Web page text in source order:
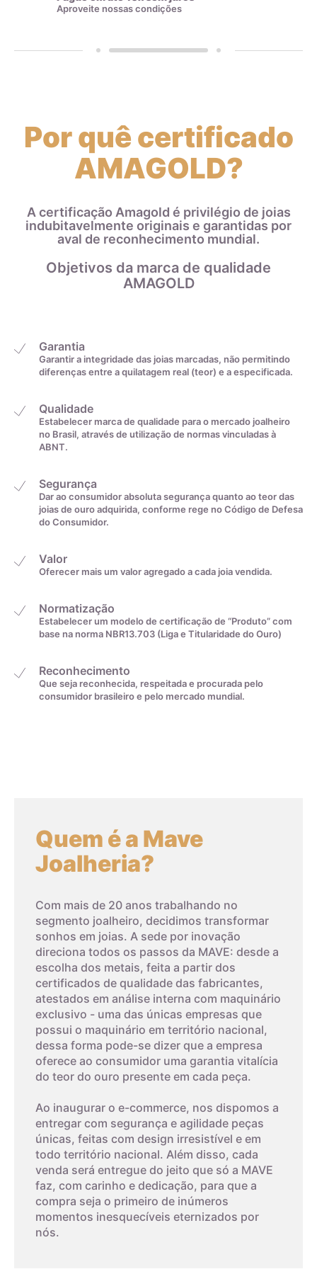
regularmente em nossos produtos.
Aproveite nossas condições
Por quê certificado
AMAGOLD?
A certificação Amagold é privilégio de joias
indubitavelmente originais e garantidas por
aval de reconhecimento mundial.
Objetivos da marca de qualidade
AMAGOLD
Garantia
Garantir a integridade das joias marcadas, não permitindo
diferenças entre a quilatagem real (teor) e a especificada.
Qualidade
Estabelecer marca de qualidade para o mercado joalheiro
no Brasil, através de utilização de normas vinculadas à
ABNT.
Segurança
Dar ao consumidor absoluta segurança quanto ao teor das
joias de ouro adquirida, conforme rege no Código de Defesa
do Consumidor.
Valor
Oferecer mais um valor agregado a cada joia vendida.
Normatização
Estabelecer um modelo de certificação de “Produto” com
base na norma NBR13.703 (Liga e Titularidade do Ouro)
Reconhecimento
Que seja reconhecida, respeitada e procurada pelo
consumidor brasileiro e pelo mercado mundial.
Quem é a Mave
Joalheria?
Com mais de 20 anos trabalhando no
segmento joalheiro, decidimos transformar
sonhos em joias. A sede por inovação
direciona todos os passos da MAVE: desde a
escolha dos metais, feita a partir dos
certificados de qualidade das fabricantes,
atestados em análise interna com maquinário
exclusivo - uma das únicas empresas que
possui o maquinário em território nacional,
dessa forma pode-se dizer que a empresa
oferece ao consumidor uma garantia vitalícia
do teor do ouro presente em cada peça.
Ao inaugurar o e-commerce, nos dispomos a
entregar com segurança e agilidade peças
únicas, feitas com design irresistível e em
todo território nacional. Além disso, cada
venda será entregue do jeito que só a MAVE
faz, com carinho e dedicação, para que a
compra seja o primeiro de inúmeros
momentos inesquecíveis eternizados por
nós.